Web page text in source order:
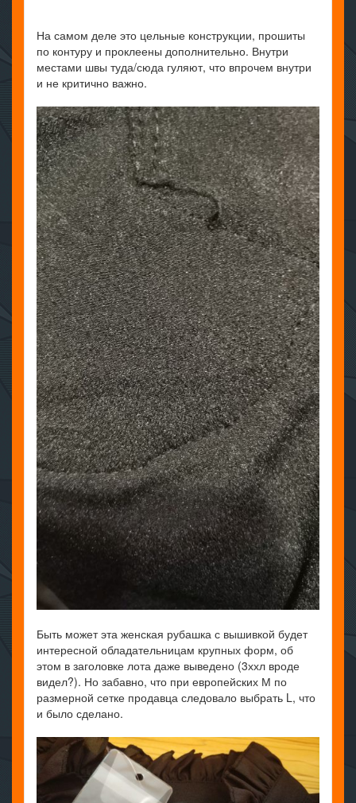
На самом деле это цельные конструкции, прошиты
по контуру и проклеены дополнительно. Внутри
местами швы туда/сюда гуляют, что впрочем внутри
и не критично важно.
Быть может эта женская рубашка с вышивкой будет
интересной обладательницам крупных форм, об
этом в заголовке лота даже выведено (3ххл вроде
видел?). Но забавно, что при европейских М по
размерной сетке продавца следовало выбрать L, что
и было сделано.